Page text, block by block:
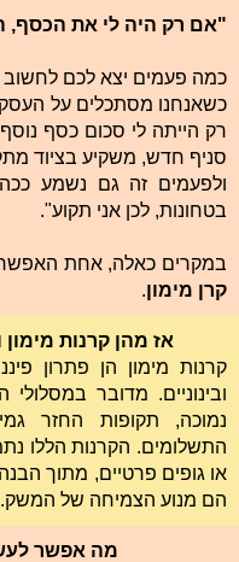
"אם רק היה לי את הכסף,
כמה פעמים יצא לכם לחשוב
כשאנחנו מסתכלים על
רק הייתה לי סכום כסף
סניף חדש, משקיע בציוד
ולפעמים זה גם נשמע
בטחונות, לכן אני תקוע".
במקרים כאלה, אחת
קרן מימון.
אז מהן קרנות
קרנות מימון הן פתרון
ובינוניים. מדובר במסלולי
נמוכה, תקופות החזר
התשלומים. הקרנות הללו
או גופים פרטיים, מתוך
הם מנוע הצמיחה של המשק.​​
​מה אפשר